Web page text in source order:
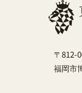
〒812-
福岡市